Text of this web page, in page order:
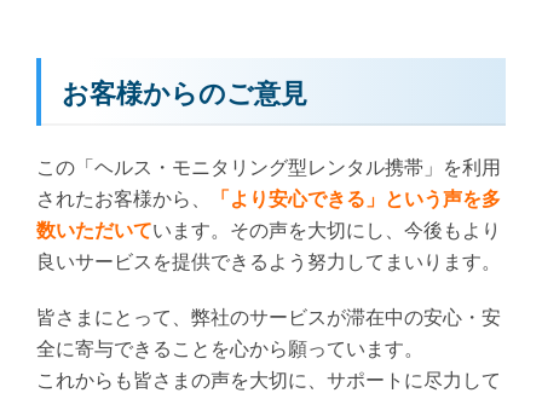
お客様からのご意見
この「ヘルス・モニタリング型レンタル携帯」を利用
されたお客様から、
「より安心できる」という声を多
数いただいています。その声を大切にし、今後もより
良いサービスを提供できるよう努力してまいります。
皆さまにとって、弊社のサービスが滞在中の安心・安
全に寄与できることを心から願っています。
これからも皆さまの声を大切に、サポートに尽力して